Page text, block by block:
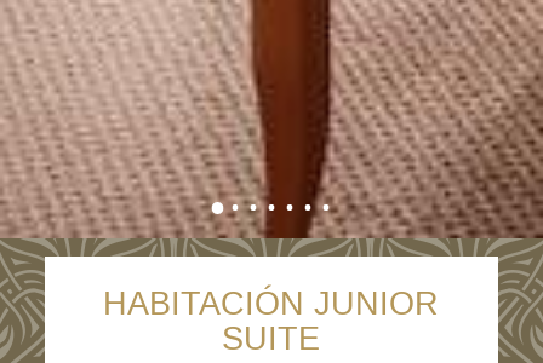
HABITACIÓN JUNIOR
SUITE